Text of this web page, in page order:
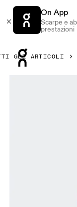
On App
Scarpe e
prestazioni
GLI ARTICOLI